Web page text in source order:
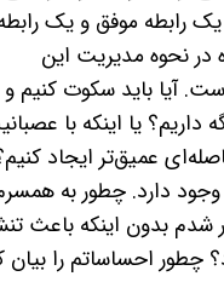
یک رابطه موفق و یک
نحوه مدیریت این
آیا باید سکوت کنیم
داریم؟ یا اینکه با
عمیق‌تر ایجاد
دارد. چطور به
شدم بدون اینکه باعث
چطور احساساتم را بیان